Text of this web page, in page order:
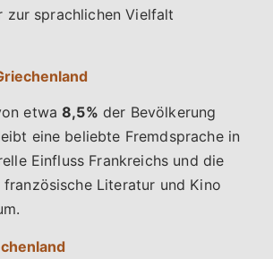
zur sprachlichen Vielfalt
etwa8,5% der Bevölkerung
eine beliebte Fremdsprache in
Einfluss Frankreichs und die
Literatur und Kino